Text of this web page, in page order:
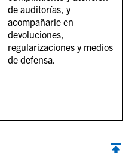
de auditorías, y
acompañarle en
devoluciones,
regularizaciones y medios
de defensa.